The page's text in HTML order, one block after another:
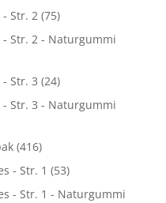
- Str. 2 (75)
- Str. 2 - Naturgummi
- Str. 3 (24)
- Str. 3 - Naturgummi
(416)
- Str. 1 (53)
- Str. 1 - Naturgummi